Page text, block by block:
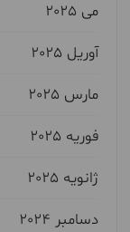
می 2025
آوریل 2025
مارس 2025
فوریه 2025
ژانویه 2025
دسامبر 2024